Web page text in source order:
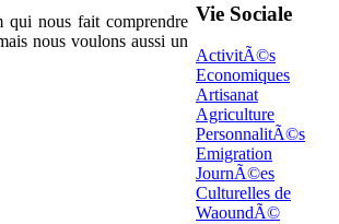
qui nous fait comprendre
nous voulons aussi un
Vie Sociale
ActivitÃ©s
Economiques
Artisanat
Agriculture
PersonnalitÃ©s
Emigration
JournÃ©es
Culturelles de
WaoundÃ©